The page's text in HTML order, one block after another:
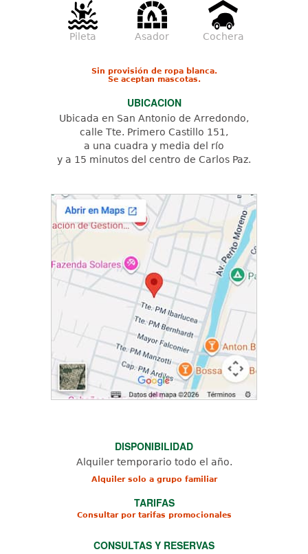
Pileta Asador Cochera
Sin provisión de ropa blanca.
Se aceptan mascotas.
UBICACION
Ubicada en San Antonio de Arredondo,
calle Tte. Primero Castillo 151,
a una cuadra y media del río
y a 15 minutos del centro de Carlos Paz.
DISPONIBILIDAD
Alquiler temporario todo el año.
Alquiler solo a grupo familiar
TARIFAS
Consultar por tarifas promocionales
CONSULTAS Y RESERVAS